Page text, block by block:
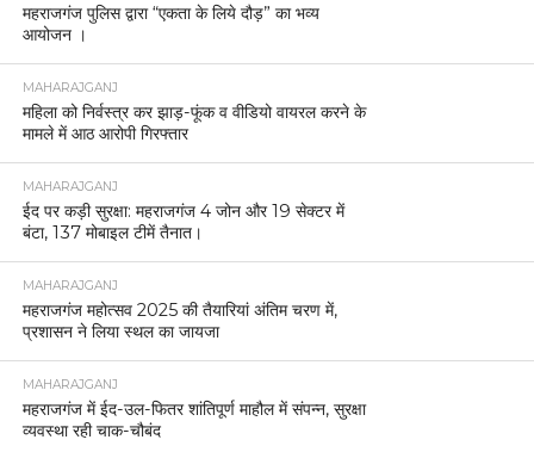
महराजगंज पुलिस द्वारा “एकता के लिये दौड़” का भव्य
आयोजन ।
MAHARAJGANJ
महिला को निर्वस्त्र कर झाड़-फूंक व वीडियो वायरल करने के
मामले में आठ आरोपी गिरफ्तार
MAHARAJGANJ
ईद पर कड़ी सुरक्षा: महराजगंज 4 जोन और 19 सेक्टर में
बंटा, 137 मोबाइल टीमें तैनात।
MAHARAJGANJ
महराजगंज महोत्सव 2025 की तैयारियां अंतिम चरण में,
प्रशासन ने लिया स्थल का जायजा
MAHARAJGANJ
महराजगंज में ईद-उल-फितर शांतिपूर्ण माहौल में संपन्न, सुरक्षा
व्यवस्था रही चाक-चौबंद